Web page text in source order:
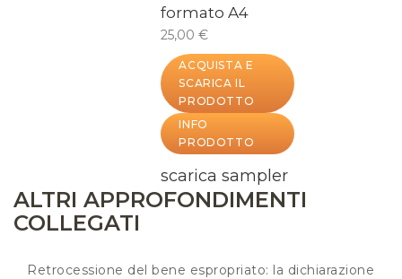
formato A4
25,00 €
ACQUISTA E
SCARICA IL
PRODOTTO
INFO
PRODOTTO
scarica sampler
ALTRI APPROFONDIMENTI
COLLEGATI
Retrocessione del bene espropriato: la dichiarazione